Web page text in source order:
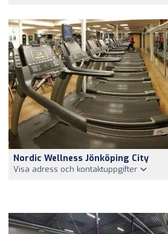
Nordic Wellness Jönköping City
Visa adress och kontaktuppgifter